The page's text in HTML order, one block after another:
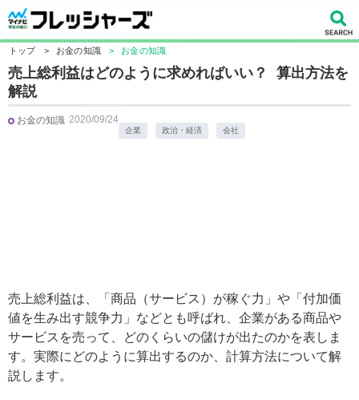
トップ > お金の知識 > お金の知識
売上総利益はどのように求めればいい？ 算出方法を
解説
お金の知識 2020/09/24
企業 政治・経済 会社
売上総利益は、「商品（サービス）が稼ぐ力」や「付加価
値を生み出す競争力」などとも呼ばれ、企業がある商品や
サービスを売って、どのくらいの儲けが出たのかを表しま
す。実際にどのように算出するのか、計算方法について解
説します。